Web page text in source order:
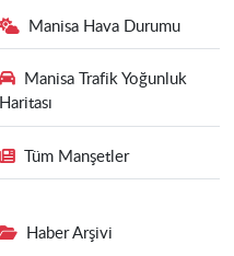
Manisa Hava Durumu
Manisa Trafik Yoğunluk
Haritası
Tüm Manşetler
Haber Arşivi